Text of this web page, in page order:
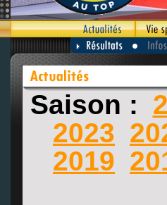
Saison :
2023
2019